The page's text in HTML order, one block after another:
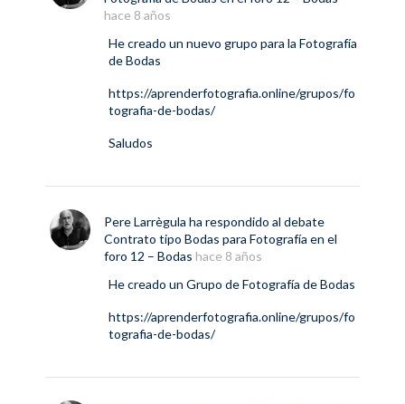
hace 8 años
He creado un nuevo grupo para la Fotografía
de Bodas
https://aprenderfotografia.online/grupos/fo
tografia-de-bodas/
Saludos
Pere Larrègula ha respondido al debate
Contrato tipo Bodas para Fotografía en el
foro 12 – Bodas hace 8 años
He creado un Grupo de Fotografía de Bodas
https://aprenderfotografia.online/grupos/fo
tografia-de-bodas/